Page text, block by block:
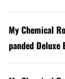
My Chemical
panded Deluxe